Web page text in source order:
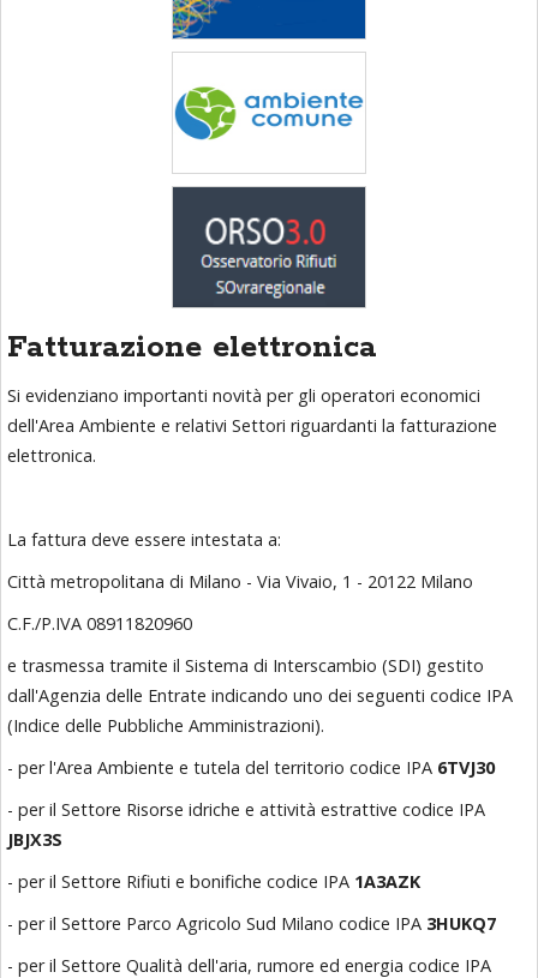
Fatturazione elettronica
Si evidenziano importanti novità per gli operatori economici
dell'Area Ambiente e relativi Settori riguardanti la fatturazione
elettronica.
La fattura deve essere intestata a:
Città metropolitana di Milano - Via Vivaio, 1 - 20122 Milano
C.F./P.IVA 08911820960
e trasmessa tramite il Sistema di Interscambio (SDI) gestito
dall'Agenzia delle Entrate indicando uno dei seguenti codice IPA
(Indice delle Pubbliche Amministrazioni).
- per l'Area Ambiente e tutela del territorio codice IPA 6TVJ30
- per il Settore Risorse idriche e attività estrattive codice IPA
JBJX3S
- per il Settore Rifiuti e bonifiche codice IPA 1A3AZK
- per il Settore Parco Agricolo Sud Milano codice IPA 3HUKQ7
- per il Settore Qualità dell'aria, rumore ed energia codice IPA